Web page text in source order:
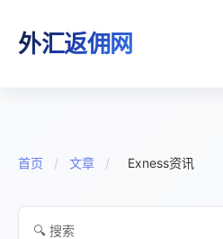
外汇返佣网
首页 / 文章 / Exness资讯
🔍 搜索